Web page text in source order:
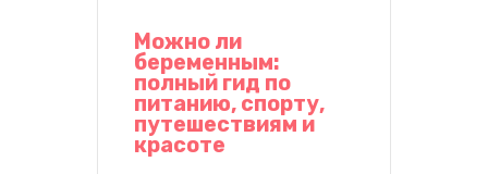
Можно ли
беременным:
полный гид по
питанию, спорту,
путешествиям и
красоте